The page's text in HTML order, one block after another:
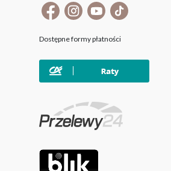
Dostępne formy płatności